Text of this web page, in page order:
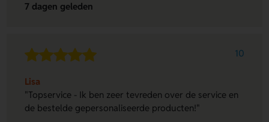
7 dagen geleden
10
Lisa
"Topservice - Ik ben zeer tevreden over de service en
de bestelde gepersonaliseerde producten!"